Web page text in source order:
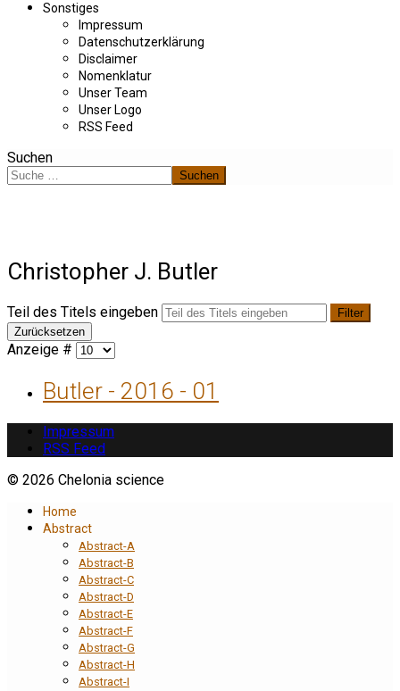
Sonstiges
Impressum
Datenschutzerklärung
Disclaimer
Nomenklatur
Unser Team
Unser Logo
RSS Feed
Suchen
Suchen
Christopher J. Butler
Teil des Titels eingeben
Filter
Zurücksetzen
Anzeige #
Butler - 2016 - 01
Impressum
RSS Feed
© 2026 Chelonia science
Home
Abstract
Abstract-A
Abstract-B
Abstract-C
Abstract-D
Abstract-E
Abstract-F
Abstract-G
Abstract-H
Abstract-I